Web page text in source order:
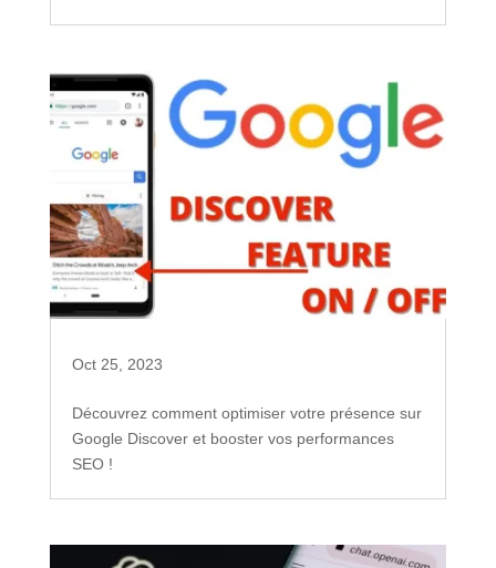
Oct 25, 2023
Découvrez comment optimiser votre présence sur
Google Discover et booster vos performances
SEO !